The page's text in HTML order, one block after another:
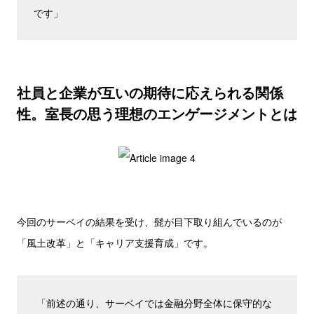
です」
社員と企業が互いの期待に応えられる関係
性。室長の思う理想のエンゲージメントとは
今回のサーベイの結果を受け、髭が目下取り組んでいるのが
「風土改革」と「キャリア支援育成」です。
「前述の通り、サーベイでは金融分野全体に保守的な